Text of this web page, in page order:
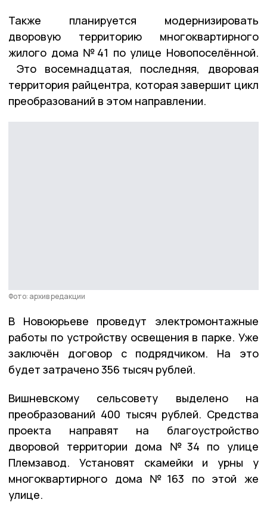
Также планируется модернизировать
дворовую территорию многоквартирного
жилого дома №41 по улице Новопоселённой.
Это восемнадцатая, последняя, дворовая
территория райцентра, которая завершит цикл
преобразований в этом направлении.
Фото: архив редакции
В Новоюрьеве проведут электромонтажные
работы по устройству освещения в парке. Уже
заключён договор с подрядчиком. На это
будет затрачено 356 тысяч рублей.
Вишневскому сельсовету выделено на
преобразований 400 тысяч рублей. Средства
проекта направят на благоустройство
дворовой территории дома №34 по улице
Племзавод. Установят скамейки и урны у
многоквартирного дома №163 по этой же
улице.